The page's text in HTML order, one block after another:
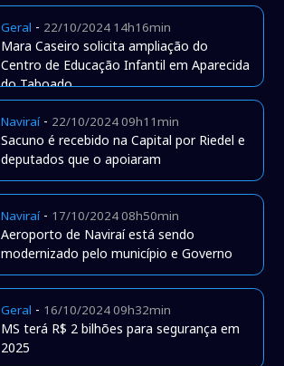
Geral - 22/10/2024 14h16min
Mara Caseiro solicita ampliação do
Centro de Educação Infantil em Aparecida
do Taboado
Naviraí- 22/10/2024 09h11min
Sacuno é recebido na Capital por Riedel e
deputados que o apoiaram
Naviraí- 17/10/2024 08h50min
Aeroporto de Naviraí está sendo
modernizado pelo município e Governo
Geral - 16/10/2024 09h32min
MS terá R$ 2 bilhões para segurança em
2025